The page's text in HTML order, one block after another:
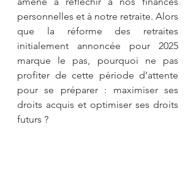
personnelles et à notre retraite. Alors
que la réforme des retraites
initialement annoncée pour 2025
marque le pas, pourquoi ne pas
profiter de cette période d’attente
pour se préparer : maximiser ses
droits acquis et optimiser ses droits
futurs ?